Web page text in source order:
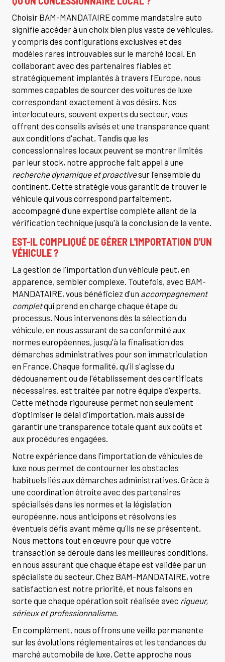
Choisir BAM-MANDATAIRE comme mandataire auto
signifie accéder à un choix bien plus vaste de véhicules,
y compris des configurations exclusives et des
modèles rares introuvables sur le marché local. En
collaborant avec des partenaires fiables et
stratégiquement implantés à travers l'Europe, nous
sommes capables de sourcer des voitures de luxe
correspondant exactement à vos désirs. Nos
interlocuteurs, souvent experts du secteur, vous
offrent des conseils avisés et une transparence quant
aux conditions d'achat. Tandis que les
concessionnaires locaux peuvent se montrer limités
par leur stock, notre approche fait appel à une
recherche dynamique et proactivesur l'ensemble du
continent. Cette stratégie vous garantit de trouver le
véhicule qui vous correspond parfaitement,
accompagné d'une expertise complète allant de la
vérification technique jusqu'à la conclusion de la vente.
EST-IL COMPLIQUÉ DE GÉRER L'IMPORTATION D'UN
VÉHICULE ?
La gestion de l'importation d'un véhicule peut, en
apparence, sembler complexe. Toutefois, avec BAM-
MANDATAIRE, vous bénéficiez d'un accompagnement
completqui prend en charge chaque étape du
processus. Nous intervenons dès la sélection du
véhicule, en nous assurant de sa conformité aux
normes européennes, jusqu'à la finalisation des
démarches administratives pour son immatriculation
en France. Chaque formalité, qu'il s'agisse du
dédouanement ou de l'établissement des certificats
nécessaires, est traitée par notre équipe d'experts.
Cette méthode rigoureuse permet non seulement
d'optimiser le délai d'importation, mais aussi de
garantir une transparence totale quant aux coûts et
aux procédures engagées.
Notre expérience dans l'importation de véhicules de
luxe nous permet de contourner les obstacles
habituels liés aux démarches administratives. Grâce à
une coordination étroite avec des partenaires
spécialisés dans les normes et la législation
européenne, nous anticipons et résolvons les
éventuels défis avant même qu'ils ne se présentent.
Nous mettons tout en œuvre pour que votre
transaction se déroule dans les meilleures conditions,
en nous assurant que chaque étape est validée par un
spécialiste du secteur. Chez BAM-MANDATAIRE, votre
satisfaction est notre priorité, et nous faisons en
sorte que chaque opération soit réalisée avec rigueur,
sérieux et professionnalisme.
En complément, nous offrons une veille permanente
sur les évolutions réglementaires et les tendances du
marché automobile de luxe. Cette approche nous